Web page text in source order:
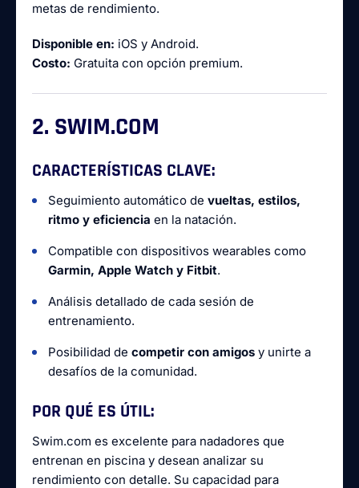
metas de rendimiento.
Disponible en: iOS y Android.
Costo: Gratuita con opción premium.
2. SWIM.COM
CARACTERÍSTICAS CLAVE:
Seguimiento automático de vueltas, estilos,
ritmo y eficiencia en la natación.
Compatible con dispositivos wearables como
Garmin, Apple Watch y Fitbit.
Análisis detallado de cada sesión de
entrenamiento.
Posibilidad de competir con amigos y unirte a
desafíos de la comunidad.
POR QUÉ ES ÚTIL:
Swim.com es excelente para nadadores que
entrenan en piscina y desean analizar su
rendimiento con detalle. Su capacidad para